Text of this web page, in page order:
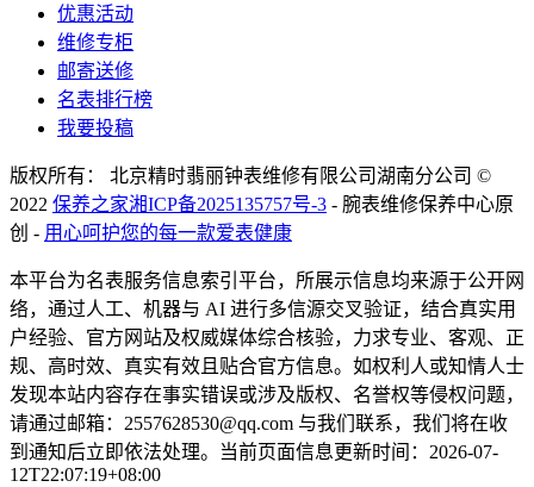
优惠活动
维修专柜
邮寄送修
名表排行榜
我要投稿
版权所有： 北京精时翡丽钟表维修有限公司湖南分公司 ©
2022 保养之家湘ICP备2025135757号-3 - 腕表维修保养中心原
创 - 用心呵护您的每一款爱表健康
本平台为名表服务信息索引平台，所展示信息均来源于公开网
络，通过人工、机器与 AI 进行多信源交叉验证，结合真实用
户经验、官方网站及权威媒体综合核验，力求专业、客观、正
规、高时效、真实有效且贴合官方信息。如权利人或知情人士
发现本站内容存在事实错误或涉及版权、名誉权等侵权问题，
请通过邮箱：2557628530@qq.com 与我们联系，我们将在收
到通知后立即依法处理。当前页面信息更新时间：2026-07-
12T22:07:19+08:00